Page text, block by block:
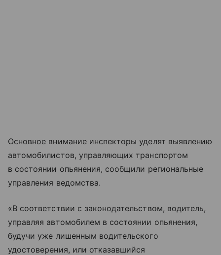
Основное внимание инспекторы уделят выявлению
автомобилистов, управляющих транспортом
в состоянии опьянения, сообщили региональные
управления ведомства.
«В соответствии с законодательством, водитель,
управляя автомобилем в состоянии опьянения,
будучи уже лишенным водительского
удостоверения, или отказавшийся